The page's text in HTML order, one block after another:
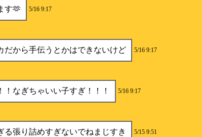
す🫶 5/16 9:17
だから手伝うとかはできないけど 5/16 9:17
！なぎちゃいい子すぎ！！！ 5/16 9:17
る張り詰めすぎないでねまじすき 5/15 9:51